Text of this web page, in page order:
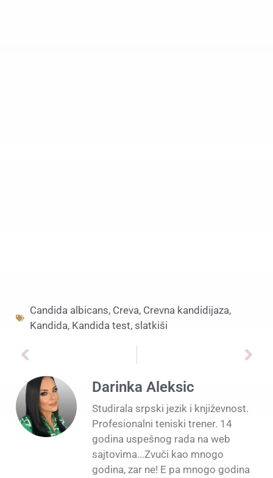
Candida albicans, Creva, Crevna kandidijaza,
Kandida, Kandida test, slatkiši
Darinka Aleksic
Studirala srpski jezik i književnost.
Profesionalni teniski trener. 14
godina uspešnog rada na web
sajtovima...Zvuči kao mnogo
godina, zar ne! E pa mnogo godina